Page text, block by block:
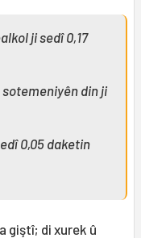
ji sedî 0,17
sotemeniyên din ji
0,05 daketin
giştî; di xurek û